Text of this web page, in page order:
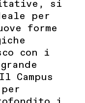
si
per
forme
con i
Campus